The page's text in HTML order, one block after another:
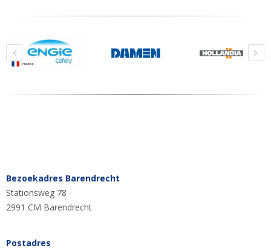
Bezoekadres Barendrecht
Stationsweg 78
2991 CM Barendrecht
Postadres